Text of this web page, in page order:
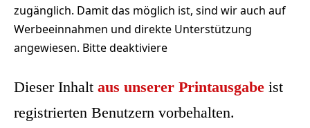
zugänglich. Damit das möglich ist, sind wir auch auf
Werbeeinnahmen und direkte Unterstützung
angewiesen. Bitte deaktiviere
Dieser Inhalt aus unserer Printausgabe ist
registrierten Benutzern vorbehalten.